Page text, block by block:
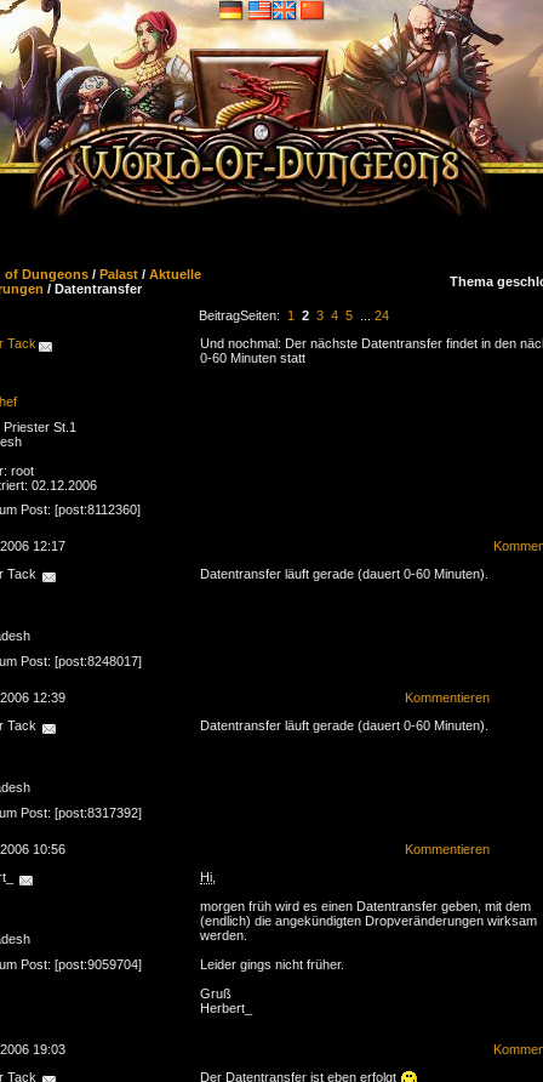
of Dungeons / Palast / Aktuelle
/ Datentransfer Thema
BeitragSeiten: 1 2 3 4 5
24
Tack
St.1
root
02.12.2006
Post: [post:8112360]
Und nochmal: Der nächste Datentransfer findet in den
0-60 Minuten statt
12:17
Tack
Post: [post:8248017]
Datentransfer läuft gerade (dauert 0-60 Minuten).
12:39
Kommentieren
Tack
Post: [post:8317392]
Datentransfer läuft gerade (dauert 0-60 Minuten).
10:56
Kommentieren
Post: [post:9059704]
Hi
morgen früh wird es einen Datentransfer geben, mit dem
(endlich) die angekündigten Dropveränderungen wirksam
werden.
Leider gings nicht früher.
Gruß
Herbert_
19:03
Tack
Der Datentransfer ist eben erfolgt